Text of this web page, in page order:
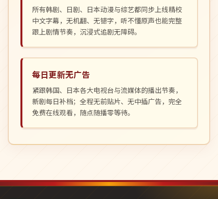
所有韩剧、日剧、日本动漫与综艺都同步上线精校
中文字幕，无机翻、无错字，听不懂原声也能完整
跟上剧情节奏，沉浸式追剧无障碍。
每日更新无广告
紧跟韩国、日本各大电视台与流媒体的播出节奏，
新剧每日补档；全程无前贴片、无中插广告，完全
免费在线观看，随点随播零等待。